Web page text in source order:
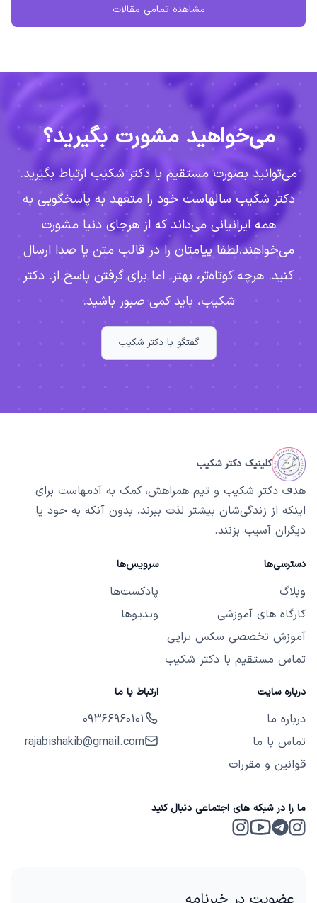
مشاهده تمامی مقالات
می‌خواهید مشورت بگیرید؟
می‌توانید بصورت مستقیم با دکتر شکیب ارتباط بگیرید.
دکتر شکیب سالهاست خود را متعهد به پاسخگویی به
همه ایرانیانی می‌داند که از هرجای دنیا مشورت
می‌خواهند.لطفا پیامتان را در قالب متن یا صدا ارسال
کنید. هرچه کوتاه‌تر، بهتر. اما برای گرفتن پاسخ از. دکتر
شکیب، باید کمی صبور باشید.
گفتگو با دکتر شکیب
کلینیک دکتر شکیب
هدف دکتر شکیب و تیم همراهش، کمک به آدمهاست برای
اینکه از زندگی‌شان بیشتر لذت ببرند، بدون آنکه به خود یا
دیگران آسیب بزنند.
دسترسی‌ها
وبلاگ
کارگاه های آموزشی
آموزش تخصصی سکس تراپی
تماس مستقیم با دکتر شکیب
سرویس‌ها
پادکست‌ها
ویدیوها
درباره سایت
درباره ما
تماس با ما
قوانین و مقررات
ارتباط با ما
09366960101
rajabishakib@gmail.com
ما را در شبکه های اجتماعی دنبال کنید